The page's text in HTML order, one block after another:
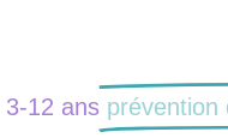
12 ans prévention